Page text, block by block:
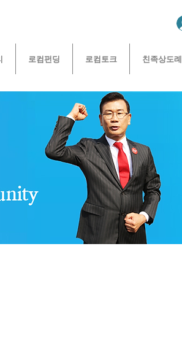
로컴펀딩 로컴토크 친족상도례